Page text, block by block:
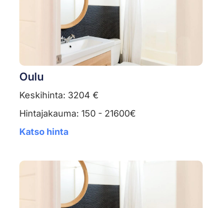
Oulu
Keskihinta: 3204 €
Hintajakauma: 150 - 21600€
Katso hinta